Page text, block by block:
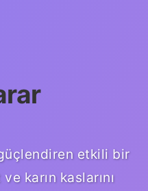
etkili bir
karın kaslarını